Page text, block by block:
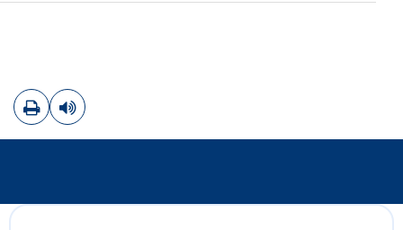
ImprimirLeer contenido